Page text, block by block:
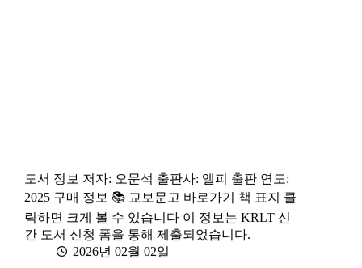
도서 정보 저자: 오문석 출판사: 앨피 출판 연도:
2025 구매 정보 📚 교보문고 바로가기 책 표지 클
릭하면 크게 볼 수 있습니다 이 정보는 KRLT 신
간 도서 신청 폼을 통해 제출되었습니다.
2026년 02월 02일